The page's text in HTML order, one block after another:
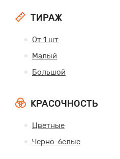
ТИРАЖ
От 1 шт
Малый
Большой
КРАСОЧНОСТЬ
Цветные
Черно-белые